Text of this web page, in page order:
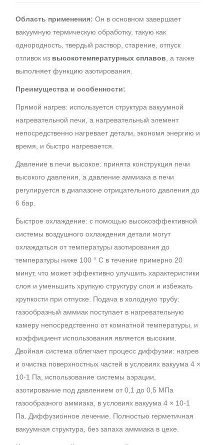
Область применения: Он в основном завершает
вакуумную термическую обработку, такую ​​как
однородность, твердый раствор, старение, отпуск
отливок из высокотемпературных сплавов , а также
выполняет функцию азотирования.
Преимущества и особенности:
Прямой нагрев: используется структура вакуумной
нагревательной печи, а нагревательный элемент
непосредственно нагревает детали, экономя энергию и
время, и быстро нагревается.
Давление в печи высокое: принята конструкция печи
высокого давления, а давление аммиака в печи
регулируется в диапазоне отрицательного давления до
6 бар.
Быстрое охлаждение: с помощью высокоэффективной
системы воздушного охлаждения детали могут
охлаждаться от температуры азотирования до
температуры ниже 100 ° C в течение примерно 20
минут, что может эффективно улучшить характеристики
слоя и уменьшить хрупкую структуру слоя и избежать
хрупкости при отпуске. Подача в холодную трубу:
газообразный аммиак поступает в нагревательную
камеру непосредственно от комнатной температуры, и
коэффициент использования является высоким.
Двойная система облегчает процесс диффузии: нагрев
и очистка поверхностных частей в условиях вакуума 4 ×
10-1 Па, использование системы аэрации,
азотирование под давлением от 0,1 до 0,5 МПа
газообразного аммиака, в условиях вакуума 4 × 10-1
Па. Диффузионное лечение. Полностью герметичная
вакуумная структура, без запаха аммиака в цехе.